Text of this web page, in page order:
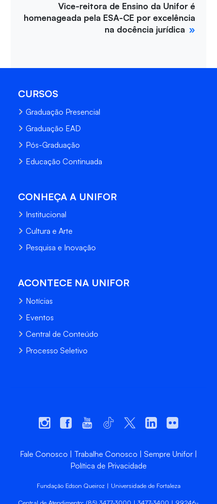
Vice-reitora de Ensino da Unifor é
homenageada pela ESA-CE por excelência
na docência jurídica
CURSOS
Graduação Presencial
Graduação EAD
Pós-Graduação
Educação Continuada
CONHEÇA A UNIFOR
Institucional
Cultura e Arte
Pesquisa e Inovação
ACONTECE NA UNIFOR
Notícias
Eventos
Central de Conteúdo
Processo Seletivo
Fale Conosco Trabalhe Conosco
Sempre Unifor
Política de Privacidade
Fundação Edson Queiroz | Universidade de Fortaleza
Central de Atendimento: (85) 3477-3000 | 3477-3400 | 99246-